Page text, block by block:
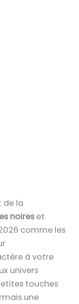
de la
noires et
comme les
à votre
univers
touches
une